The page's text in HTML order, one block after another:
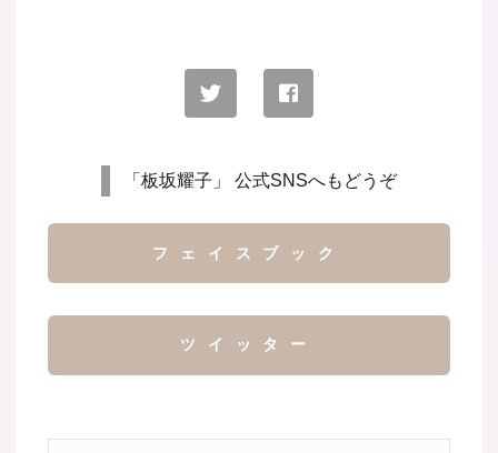
「板坂耀子」 公式SNSへもどうぞ
フェイスブック
ツイッター